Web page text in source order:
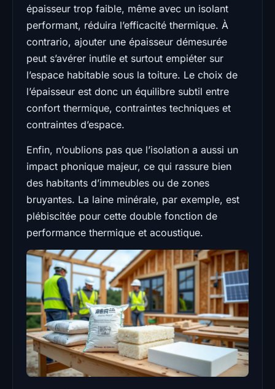
épaisseur trop faible, même avec un isolant
performant, réduira l’efficacité thermique. À
contrario, ajouter une épaisseur démesurée
peut s’avérer inutile et surtout empiéter sur
l’espace habitable sous la toiture. Le choix de
l’épaisseur est donc un équilibre subtil entre
confort thermique, contraintes techniques et
contraintes d’espace.
Enfin, n’oublions pas que l’isolation a aussi un
impact phonique majeur, ce qui rassure bien
des habitants d’immeubles ou de zones
bruyantes. La laine minérale, par exemple, est
plébiscitée pour cette double fonction de
performance thermique et acoustique.